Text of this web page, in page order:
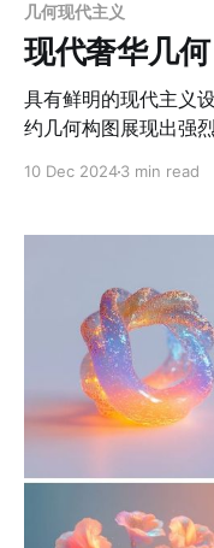
几何现代主义
现代奢华几何
具有鲜明的现代主义
约几何构图展现出强
泽与细腻细节，如晶
明度，展现出奢华的
巧妙运用色块背景和
整个画面以平面化的
的细节增强了观者的
适合用于高端时尚商
现，能够在简洁与奢华之间
高端时尚配饰广告，包
品宣传图，特别是香水、化妆品
推广图片和品牌视觉资产。 5. 奢侈品牌包装设
10 Dec 20243 min read